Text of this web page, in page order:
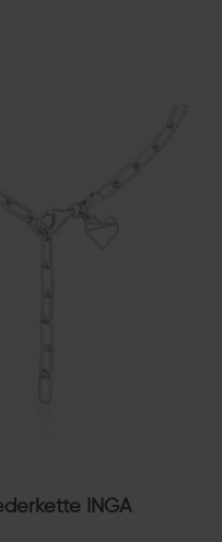
INGA